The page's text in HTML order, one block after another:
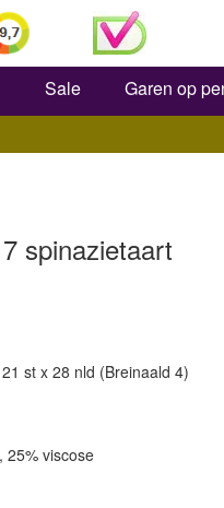
Sale Garen op
spinazietaart
st x 28 nld (Breinaald 4)
25% viscose